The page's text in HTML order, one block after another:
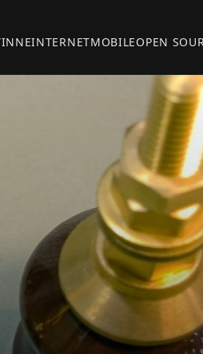
INNEINTERNETMOBILEOPEN